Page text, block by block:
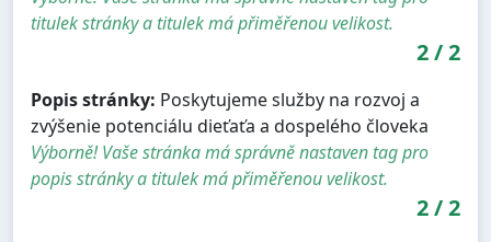
titulek stránky a titulek má přiměřenou velikost.
2/2
Popis stránky: Poskytujeme služby na rozvoj a
zvýšenie potenciálu dieťaťa a dospelého človeka
Výborně! Vaše stránka má správně nastaven tag pro
popis stránky a titulek má přiměřenou velikost.
2/2